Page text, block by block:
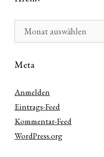
Meta
Anmelden
Eintrags-Feed
Kommentar-Feed
WordPress.org